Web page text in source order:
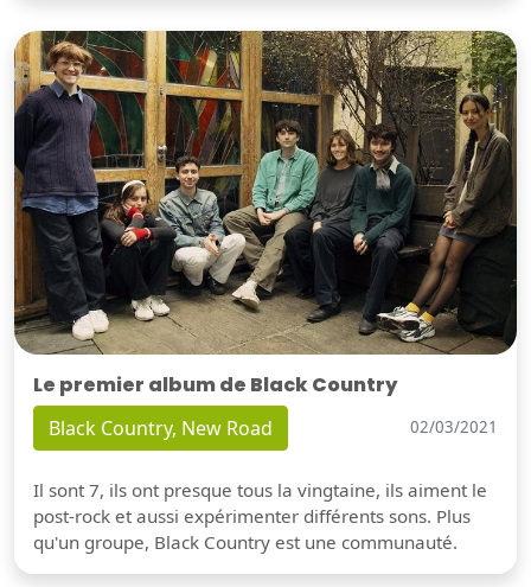
Le premier album de Black Country
Black Country, New Road 02/03/2021
Il sont 7, ils ont presque tous la vingtaine, ils aiment le
post-rock et aussi expérimenter différents sons. Plus
qu'un groupe, Black Country est une communauté.